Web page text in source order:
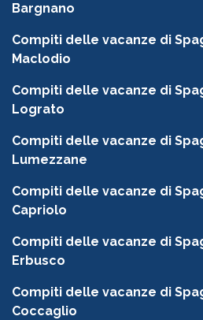
Bargnano
Compiti delle vacanze di
Maclodio
Compiti delle vacanze di
Lograto
Compiti delle vacanze di
Lumezzane
Compiti delle vacanze di
Capriolo
Compiti delle vacanze di
Erbusco
Compiti delle vacanze di
Coccaglio